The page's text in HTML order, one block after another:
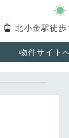
北小金駅徒
物件サイト